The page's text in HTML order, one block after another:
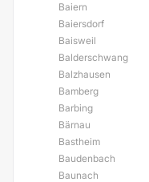
Baiern
Baiersdorf
Baisweil
Balderschwang
Balzhausen
Bamberg
Barbing
Bärnau
Bastheim
Baudenbach
Baunach